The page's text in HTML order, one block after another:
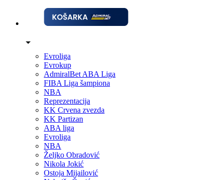
Evroliga
Evrokup
AdmiralBet ABA Liga
FIBA Liga šampiona
NBA
Reprezentacija
KK Crvena zvezda
KK Partizan
ABA liga
Evroliga
NBA
Željko Obradović
Nikola Jokić
Ostoja Mijailović